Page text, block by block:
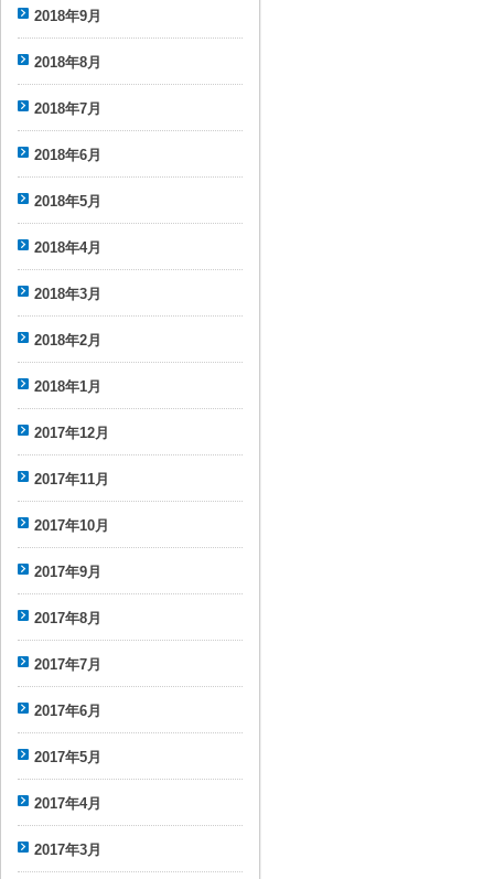
2018年9月
2018年8月
2018年7月
2018年6月
2018年5月
2018年4月
2018年3月
2018年2月
2018年1月
2017年12月
2017年11月
2017年10月
2017年9月
2017年8月
2017年7月
2017年6月
2017年5月
2017年4月
2017年3月